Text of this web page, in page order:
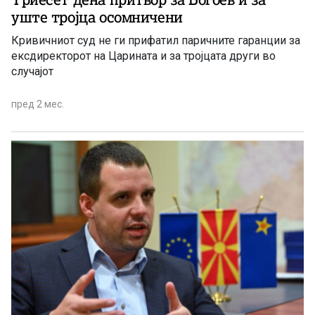
уште тројца осомничени
Кривичниот суд не ги прифатил паричните гаранции за
ексдиректорот на Царината и за тројцата други во
случајот
пред 2 мес.